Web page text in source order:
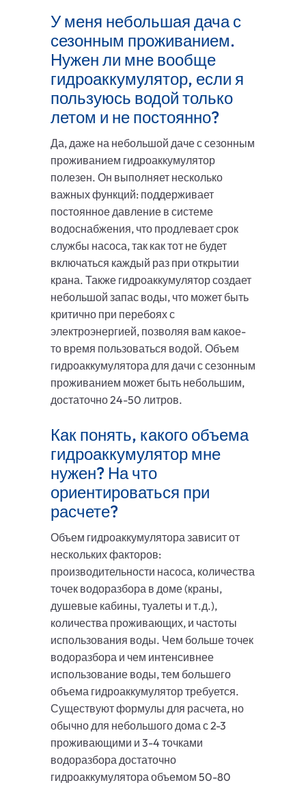
У меня небольшая дача с
сезонным проживанием.
Нужен ли мне вообще
гидроаккумулятор, если я
пользуюсь водой только
летом и не постоянно?
Да, даже на небольшой даче с сезонным
проживанием гидроаккумулятор
полезен. Он выполняет несколько
важных функций: поддерживает
постоянное давление в системе
водоснабжения, что продлевает срок
службы насоса, так как тот не будет
включаться каждый раз при открытии
крана. Также гидроаккумулятор создает
небольшой запас воды, что может быть
критично при перебоях с
электроэнергией, позволяя вам какое-
то время пользоваться водой. Объем
гидроаккумулятора для дачи с сезонным
проживанием может быть небольшим,
достаточно 24-50 литров.
Как понять, какого объема
гидроаккумулятор мне
нужен? На что
ориентироваться при
расчете?
Объем гидроаккумулятора зависит от
нескольких факторов:
производительности насоса, количества
точек водоразбора в доме (краны,
душевые кабины, туалеты и т.д.),
количества проживающих, и частоты
использования воды. Чем больше точек
водоразбора и чем интенсивнее
использование воды, тем большего
объема гидроаккумулятор требуется.
Существуют формулы для расчета, но
обычно для небольшого дома с 2-3
проживающими и 3-4 точками
водоразбора достаточно
гидроаккумулятора объемом 50-80